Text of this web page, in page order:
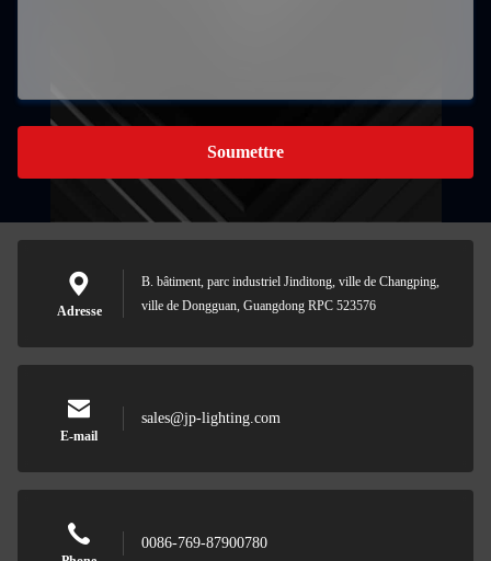
Soumettre
Adresse
B. bâtiment, parc industriel Jinditong, ville de Changping,
ville de Dongguan, Guangdong RPC 523576
E-mail
sales@jp-lighting.com
0086-769-87900780